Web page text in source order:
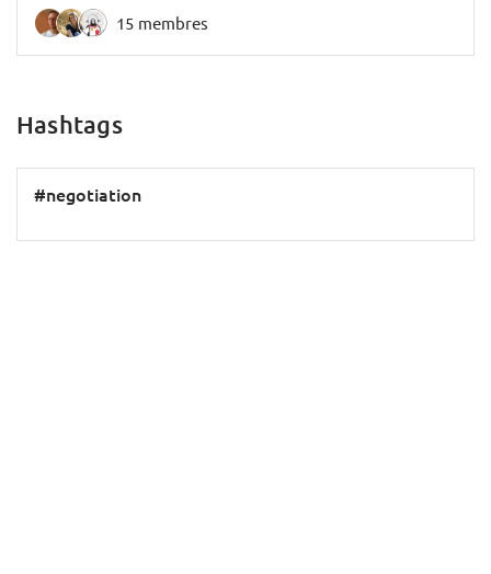
15 membres
Hashtags
#negotiation